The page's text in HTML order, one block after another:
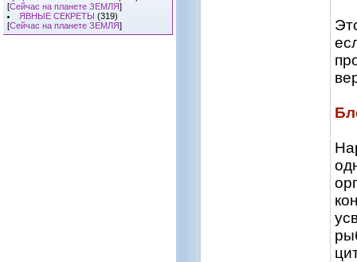
[Сейчас на планете ЗЕМЛЯ]
ЯВНЫЕ СЕКРЕТЫ (319)
[Сейчас на планете ЗЕМЛЯ]